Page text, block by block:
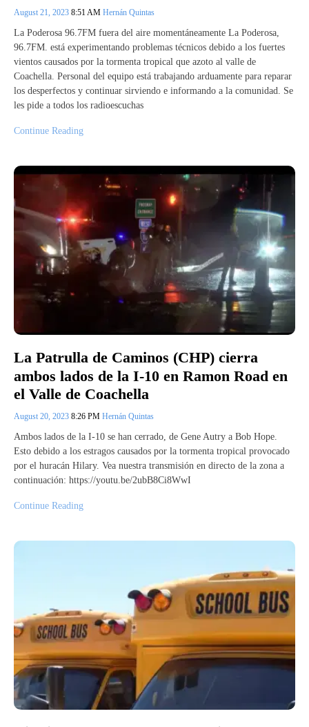
August 21, 2023 8:51 AM Hernán Quintas
La Poderosa 96.7FM fuera del aire momentáneamente La Poderosa,
96.7FM. está experimentando problemas técnicos debido a los fuertes
vientos causados por la tormenta tropical que azoto al valle de
Coachella. Personal del equipo está trabajando arduamente para reparar
los desperfectos y continuar sirviendo e informando a la comunidad. Se
les pide a todos los radioescuchas
Continue Reading
La Patrulla de Caminos (CHP) cierra
ambos lados de la I-10 en Ramon Road en
el Valle de Coachella
August 20, 2023 8:26 PM Hernán Quintas
Ambos lados de la I-10 se han cerrado, de Gene Autry a Bob Hope.
Esto debido a los estragos causados por la tormenta tropical provocado
por el huracán Hilary. Vea nuestra transmisión en directo de la zona a
continuación: https://youtu.be/2ubB8Ci8WwI
Continue Reading